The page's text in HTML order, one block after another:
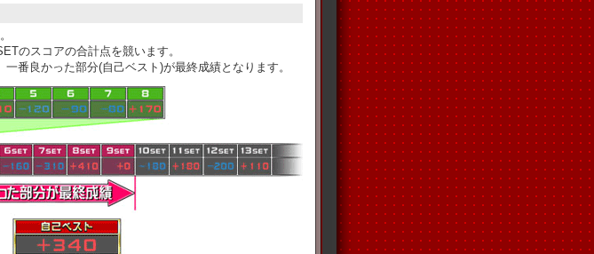
のスコアの合計点を競います。
番良かった部分(自己ベスト)が最終成績となります。